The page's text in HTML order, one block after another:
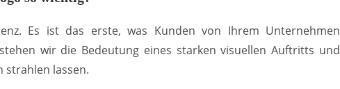
Es ist das erste, was Kunden von Ihrem Unternehmen
wir die Bedeutung eines starken visuellen Auftritts und
strahlen lassen.